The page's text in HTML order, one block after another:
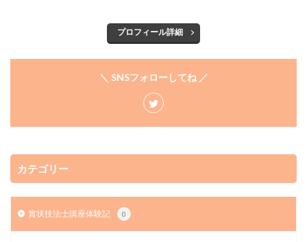
プロフィール詳細
＼ SNSフォローしてね ／
カテゴリー
賞状技法士講座体験記 0